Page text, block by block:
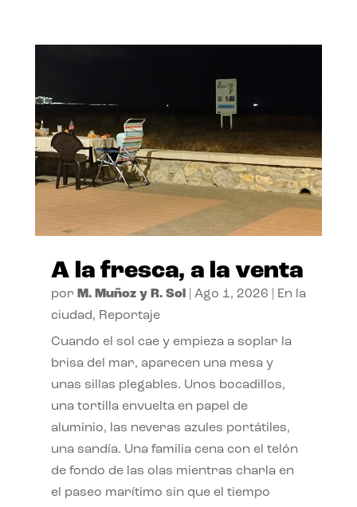
A la fresca, a la venta
por M. Muñoz y R. Sol| Ago 1, 2026
En la
ciudad, Reportaje
Cuando el sol cae y empieza a soplar la
brisa del mar, aparecen una mesa y
unas sillas plegables. Unos bocadillos,
una tortilla envuelta en papel de
aluminio, las neveras azules portátiles,
una sandía. Una familia cena con el telón
de fondo de las olas mientras charla en
el paseo marítimo sin que el tiempo